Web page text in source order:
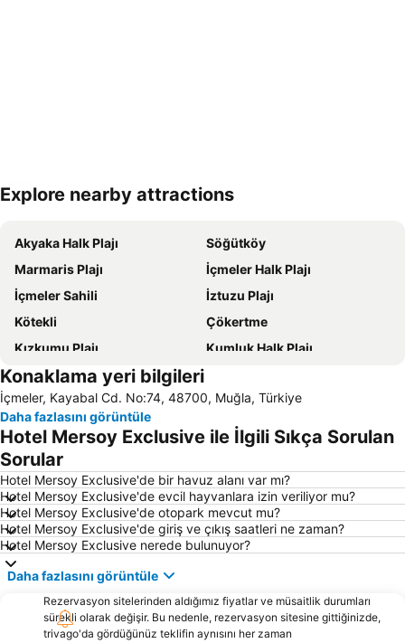
Haritayı genişlet
Explore nearby attractions
Akyaka Halk Plajı
Söğütköy
Marmaris Plajı
İçmeler Halk Plajı
İçmeler Sahili
İztuzu Plajı
Kötekli
Çökertme
Kızkumu Plajı
Kumluk Halk Plajı
Sultaniye Kaplıcaları
Turunc Halk Plajı
Sedir Adası
Kızılbük
Taşlık Halk Plajı
Barlar Sokağı
Aqua Dream Su Parkı
Taşoz
Old Town Gates
Bördübet
Muğla Otobüs Terminali
Akyaka Tren Garı
Sea Turtle Research Rescue and Rehabilitation Centre
Symi
Marmaris Yacht Marina
Mersin Limanı
Atlantis Su Parkı
Club Mistral Martı Marina Halk Plajı
Marmaris Otobüs Terminali
Konaklama yeri bilgileri
İçmeler, Kayabal Cd. No:74, 48700, Muğla, Türkiye
Daha fazlasını görüntüle
Hotel Mersoy Exclusive ile İlgili Sıkça Sorulan
Sorular
Hotel Mersoy Exclusive'de bir havuz alanı var mı?
Hotel Mersoy Exclusive'de evcil hayvanlara izin veriliyor mu?
Hotel Mersoy Exclusive'de otopark mevcut mu?
Hotel Mersoy Exclusive'de giriş ve çıkış saatleri ne zaman?
Hotel Mersoy Exclusive nerede bulunuyor?
Daha fazlasını görüntüle
Rezervasyon sitelerinden aldığımız fiyatlar ve müsaitlik durumları
sürekli olarak değişir. Bu nedenle, rezervasyon sitesine gittiğinizde,
trivago'da gördüğünüz teklifin aynısını her zaman